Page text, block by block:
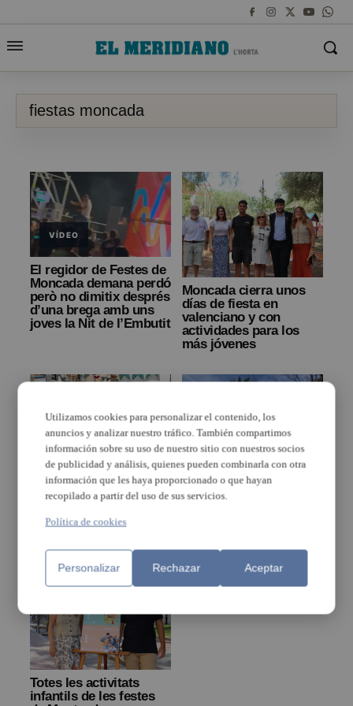
fiestas moncada
VÍDEO
El regidor de Festes de
Moncada demana perdó
però no dimitix després
d’una brega amb uns
joves la Nit de l’Embutit
Moncada cierra unos
días de fiesta en
valenciano y con
actividades para los
más jóvenes
Moncada pone en valor
la masiva participación
en sus fiestas
Moncada agota en dos
Totes les activitats
infantils de les festes
Utilizamos cookies para personalizar el contenido, los
anuncios y analizar nuestro tráfico. También compartimos
información sobre su uso de nuestro sitio con nuestros socios
de publicidad y análisis, quienes pueden combinarla con otra
información que les haya proporcionado o que hayan
recopilado a partir del uso de sus servicios.
Política de cookies
Personalizar Rechazar Aceptar